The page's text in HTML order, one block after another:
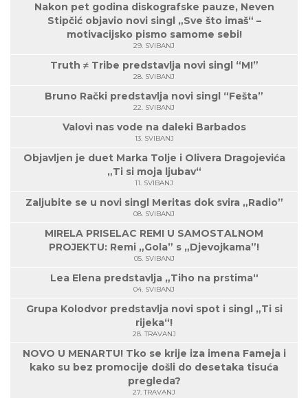
Nakon pet godina diskografske pauze, Neven
Stipčić objavio novi singl „Sve što imaš“ –
motivacijsko pismo samome sebi!
29. SVIBANJ
Truth ≠ Tribe predstavlja novi singl “M!”
28. SVIBANJ
Bruno Rački predstavlja novi singl “Fešta”
22. SVIBANJ
Valovi nas vode na daleki Barbados
13. SVIBANJ
Objavljen je duet Marka Tolje i Olivera Dragojevića
„Ti si moja ljubav“
11. SVIBANJ
Zaljubite se u novi singl Meritas dok svira „Radio”
08. SVIBANJ
MIRELA PRISELAC REMI U SAMOSTALNOM
PROJEKTU: Remi „Gola” s „Djevojkama”!
05. SVIBANJ
Lea Elena predstavlja „Tiho na prstima“
04. SVIBANJ
Grupa Kolodvor predstavlja novi spot i singl „Ti si
rijeka“!
28. TRAVANJ
NOVO U MENARTU! Tko se krije iza imena Fameja i
kako su bez promocije došli do desetaka tisuća
pregleda?
27. TRAVANJ